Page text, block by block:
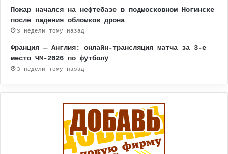
Пожар начался на нефтебазе в подмосковном Ногинске
после падения обломков дрона
3 недели тому назад
Франция — Англия: онлайн-трансляция матча за 3-е
место ЧМ-2026 по футболу
3 недели тому назад